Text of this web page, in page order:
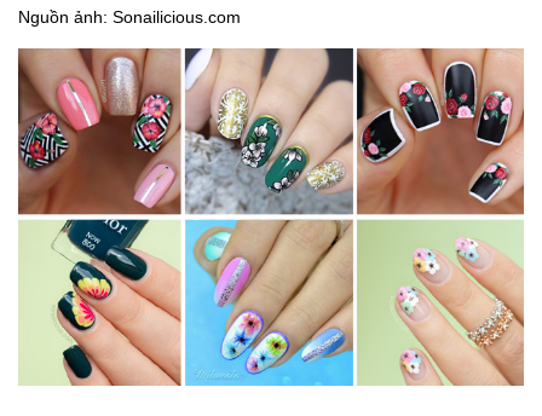
Nguồn ảnh: Sonailicious.com